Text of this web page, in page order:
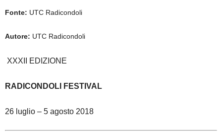
Fonte: UTC Radicondoli
Autore: UTC Radicondoli
XXXII EDIZIONE
RADICONDOLI FESTIVAL
26 luglio – 5 agosto 2018